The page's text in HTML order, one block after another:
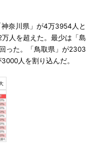
奈川県」が4万3954人と
人を超えた。最少は「島
った。「鳥取県」が2303
人を割り込んだ。